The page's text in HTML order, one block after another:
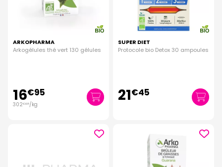
ARKOPHARMA
Arkogélules thé vert 130 gélules
16€95
302€68/kg
SUPER DIET
Protocole bio Detox 30 ampoules
21€45